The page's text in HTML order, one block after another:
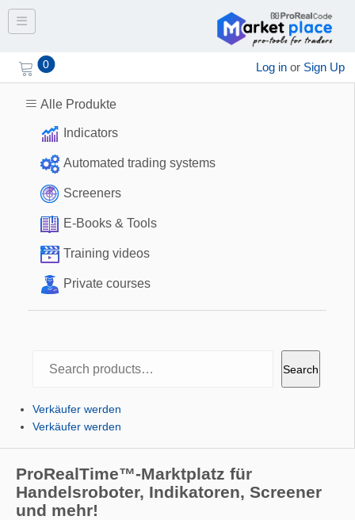
Toggle navigation
0 Log in or Sign Up
Alle Produkte
Indicators
Automated trading systems
Screeners
E-Books & Tools
Training videos
Private courses
Search
Verkäufer werden
Verkäufer werden
ProRealTime™-Marktplatz für
Handelsroboter, Indikatoren, Screener
und mehr!